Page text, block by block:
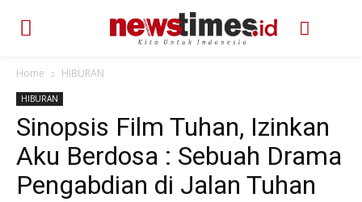
Home HIBURAN
HIBURAN
Sinopsis Film Tuhan, Izinkan
Aku Berdosa : Sebuah Drama
Pengabdian di Jalan Tuhan